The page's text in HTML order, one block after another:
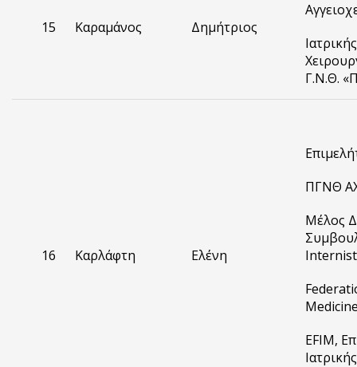
15 Καραμάνος Δημήτριος
Γ.Ν.Θ.
16 Καρλάφτη Ελένη
ΠΓΝΘ
Μέλος
EFIM,